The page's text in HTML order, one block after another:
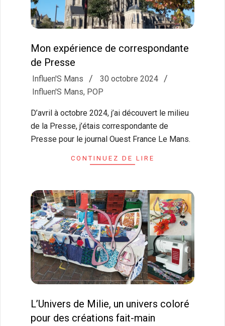
Mon expérience de correspondante
de Presse
2024-
10-
Influen'S Mans
30 octobre 2024
Influen'S Mans, POP
D’avril à octobre 2024, j’ai découvert le milieu
de la Presse, j’étais correspondante de
Presse pour le journal Ouest France Le Mans.
CONTINUEZ DE LIRE
L’Univers de Milie, un univers coloré
pour des créations fait-main